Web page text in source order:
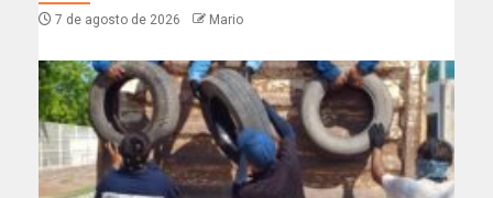
7 de agosto de 2026 Mario